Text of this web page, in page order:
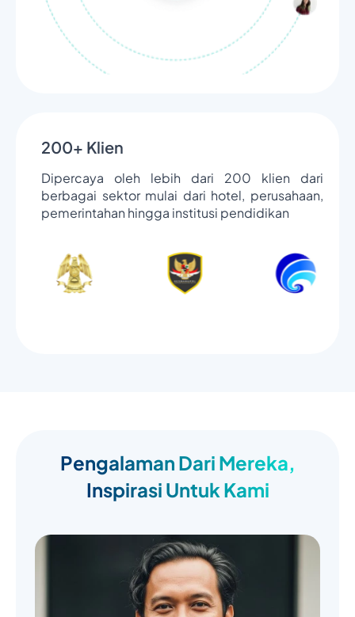
200+ Klien
Dipercaya oleh lebih dari 200 klien dari
berbagai sektor mulai dari hotel, perusahaan,
pemerintahan hingga institusi pendidikan
Pengalaman Dari Mereka,
Inspirasi Untuk Kami